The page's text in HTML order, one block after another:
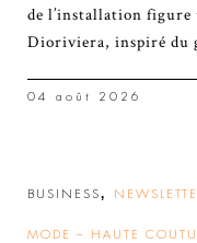
de l’installation figure
Dioriviera, inspiré du
04 août 2026
BUSINESS,
MODE – HAUTE